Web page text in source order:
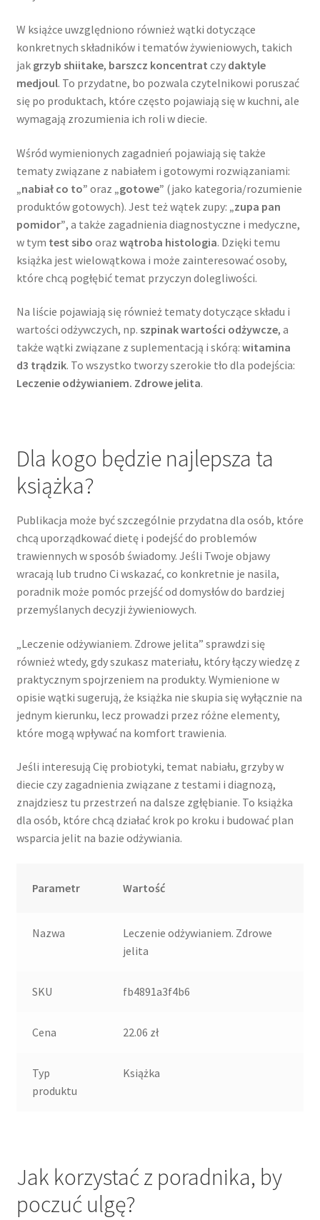
W książce uwzględniono również wątki dotyczące
konkretnych składników i tematów żywieniowych, takich
jak grzyb shiitake, barszcz koncentrat czy daktyle
medjoul. To przydatne, bo pozwala czytelnikowi poruszać
się po produktach, które często pojawiają się w kuchni, ale
wymagają zrozumienia ich roli w diecie.
Wśród wymienionych zagadnień pojawiają się także
tematy związane z nabiałem i gotowymi rozwiązaniami:
„nabiał co to” oraz „gotowe” (jako kategoria/rozumienie
produktów gotowych). Jest też wątek zupy: „zupa pan
pomidor”, a także zagadnienia diagnostyczne i medyczne,
w tym test sibo oraz wątroba histologia. Dzięki temu
książka jest wielowątkowa i może zainteresować osoby,
które chcą pogłębić temat przyczyn dolegliwości.
Na liście pojawiają się również tematy dotyczące składu i
wartości odżywczych, np. szpinak wartości odżywcze, a
także wątki związane z suplementacją i skórą: witamina
d3 trądzik. To wszystko tworzy szerokie tło dla podejścia:
Leczenie odżywianiem. Zdrowe jelita.
Dla kogo będzie najlepsza ta
książka?
Publikacja może być szczególnie przydatna dla osób, które
chcą uporządkować dietę i podejść do problemów
trawiennych w sposób świadomy. Jeśli Twoje objawy
wracają lub trudno Ci wskazać, co konkretnie je nasila,
poradnik może pomóc przejść od domysłów do bardziej
przemyślanych decyzji żywieniowych.
„Leczenie odżywianiem. Zdrowe jelita” sprawdzi się
również wtedy, gdy szukasz materiału, który łączy wiedzę z
praktycznym spojrzeniem na produkty. Wymienione w
opisie wątki sugerują, że książka nie skupia się wyłącznie na
jednym kierunku, lecz prowadzi przez różne elementy,
które mogą wpływać na komfort trawienia.
Jeśli interesują Cię probiotyki, temat nabiału, grzyby w
diecie czy zagadnienia związane z testami i diagnozą,
znajdziesz tu przestrzeń na dalsze zgłębianie. To książka
dla osób, które chcą działać krok po kroku i budować plan
wsparcia jelit na bazie odżywiania.
Parametr Wartość
Nazwa
Leczenie odżywianiem. Zdrowe
jelita
SKU fb4891a3f4b6
Cena 22.06 zł
Typ
produktu
Książka
Jak korzystać z poradnika, by
poczuć ulgę?